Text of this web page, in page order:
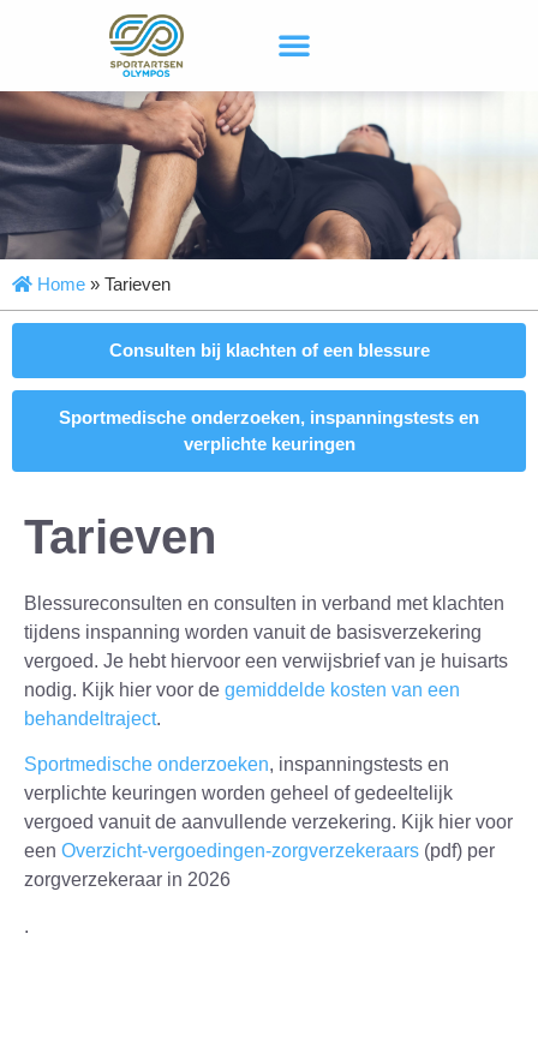
Home » Tarieven
Consulten bij klachten of een blessure
Sportmedische onderzoeken, inspanningstests en
verplichte keuringen
Tarieven
Blessureconsulten en consulten in verband met klachten
tijdens inspanning worden vanuit de basisverzekering
vergoed. Je hebt hiervoor een verwijsbrief van je huisarts
nodig. Kijk hier voor de gemiddelde kosten van een
behandeltraject.
Sportmedische onderzoeken, inspanningstests en
verplichte keuringen worden geheel of gedeeltelijk
vergoed vanuit de aanvullende verzekering. Kijk hier voor
een Overzicht-vergoedingen-zorgverzekeraars (pdf) per
zorgverzekeraar in 2026
.